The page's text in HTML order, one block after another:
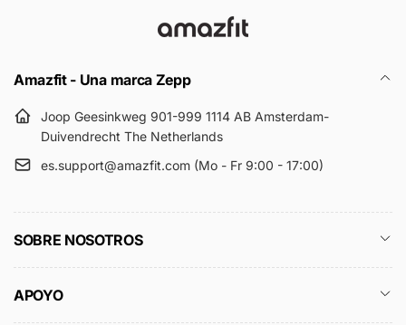
Amazfit - Una marca Zepp
Joop Geesinkweg 901-999 1114 AB Amsterdam-
Duivendrecht The Netherlands
es.support@amazfit.com (Mo - Fr 9:00 - 17:00)
SOBRE NOSOTROS
APOYO